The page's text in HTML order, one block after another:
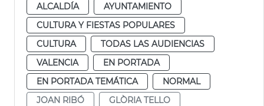
ALCALDÍA
AYUNTAMIENTO
CULTURA Y FIESTAS POPULARES
CULTURA
TODAS LAS AUDIENCIAS
VALENCIA
EN PORTADA
EN PORTADA TEMÁTICA
NORMAL
JOAN RIBÓ
GLÒRIA TELLO